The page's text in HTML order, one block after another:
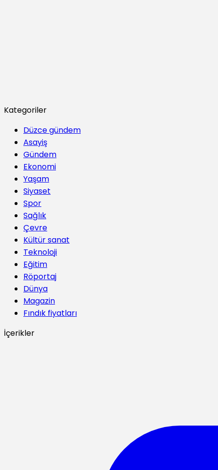
Kategoriler
Düzce gündem
Asayiş
Gündem
Ekonomi
Yaşam
Siyaset
Spor
Sağlık
Çevre
Kültür sanat
Teknoloji
Eğitim
Röportaj
Dünya
Magazin
Fındık fiyatları
İçerikler